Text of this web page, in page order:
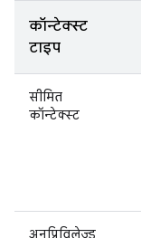
कॉन्टेक्स्ट
टाइप
सीमित
कॉन्टेक्स्ट
अनप्रिविलेज्ड